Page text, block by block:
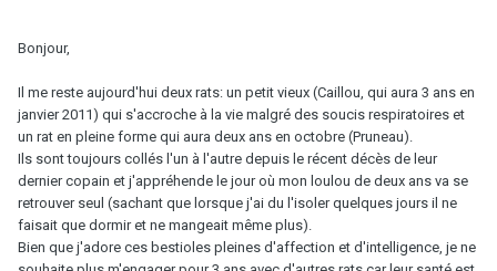
Bonjour,
Il me reste aujourd'hui deux rats: un petit vieux (Caillou, qui aura 3 ans en
janvier 2011) qui s'accroche à la vie malgré des soucis respiratoires et
un rat en pleine forme qui aura deux ans en octobre (Pruneau).
Ils sont toujours collés l'un à l'autre depuis le récent décès de leur
dernier copain et j'appréhende le jour où mon loulou de deux ans va se
retrouver seul (sachant que lorsque j'ai du l'isoler quelques jours il ne
faisait que dormir et ne mangeait même plus).
Bien que j'adore ces bestioles pleines d'affection et d'intelligence, je ne